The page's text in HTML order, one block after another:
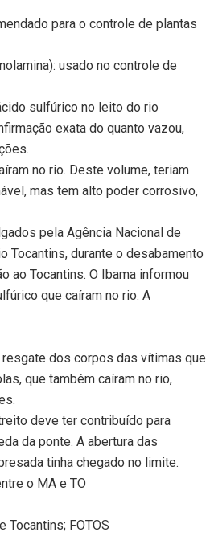
para o controle de plantas
usado no controle de
sulfúrico no leito do rio
exata do quanto vazou,
no rio. Deste volume, teriam
mas tem alto poder corrosivo,
pela Agência Nacional de
Tocantins, durante o desabamento
ao Tocantins. O Ibama informou
que caíram no rio. A
dos corpos das vítimas que
que também caíram no rio,
deve ter contribuído para
da ponte. A abertura das
tinha chegado no limite.
o MA e TO
Tocantins; FOTOS